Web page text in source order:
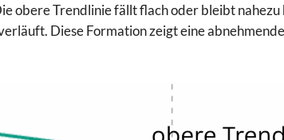
obere Trendlinie fällt flach oder bleibt
Diese Formation zeigt eine